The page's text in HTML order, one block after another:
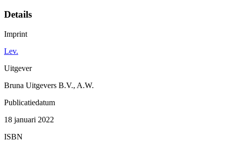
Details
Imprint
Lev.
Uitgever
Bruna Uitgevers B.V., A.W.
Publicatiedatum
18 januari 2022
ISBN